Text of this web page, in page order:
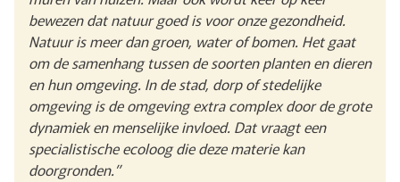
bewezen dat natuur goed is voor onze gezondheid.
Natuur is meer dan groen, water of bomen. Het gaat
om de samenhang tussen de soorten planten en dieren
en hun omgeving. In de stad, dorp of stedelijke
omgeving is de omgeving extra complex door de grote
dynamiek en menselijke invloed. Dat vraagt een
specialistische ecoloog die deze materie kan
doorgronden.”